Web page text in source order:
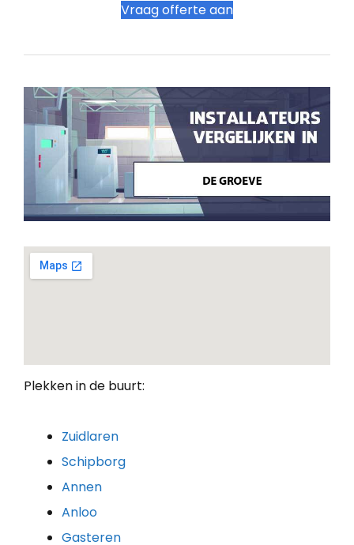
Vraag offerte aan
Plekken in de buurt:
Zuidlaren
Schipborg
Annen
Anloo
Gasteren